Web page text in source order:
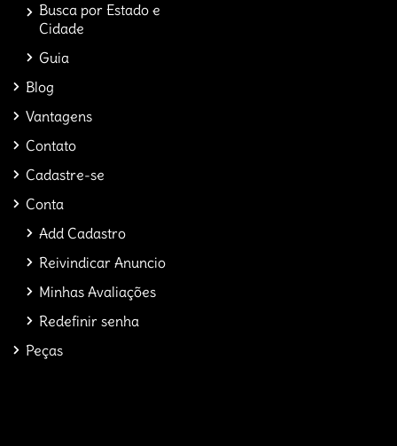
Busca por Estado e
Cidade
Guia
Blog
Vantagens
Contato
Cadastre-se
Conta
Add Cadastro
Reivindicar Anuncio
Minhas Avaliações
Redefinir senha
Peças